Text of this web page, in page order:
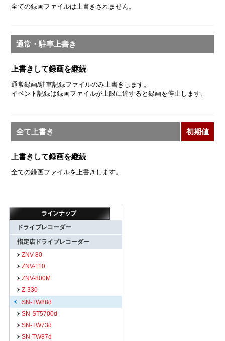
全ての録画ファイルは上書きされません。
通常・駐車上書き
上書きして録画を継続
通常録画/駐車記録ファイルのみ上書きします。
イベント記録は録画ファイルが上限に達すると録画を停止します。
全て上書き 初期値
上書きして録画を継続
全ての録画ファイルを上書きします。
ドライブレコーダー
指定店ドライブレコーダー
ZNV-80
ZNV-110
ZNV-800M
Z-330
SN-TW88d
SN-ST5700d
SN-TW73d
SN-TW87d